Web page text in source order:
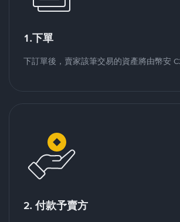
1.下單
下訂單後，賣家該筆交易的資產將由幣安
2. 付款予賣方